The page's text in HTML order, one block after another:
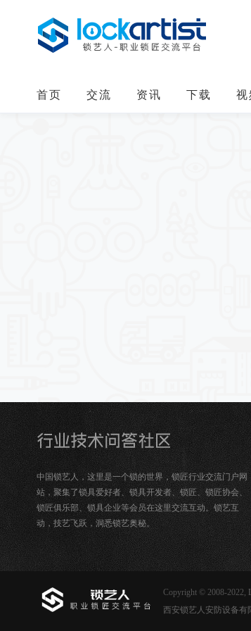
首页 交流 资讯 下载 视
中国锁艺人，这里是一个锁的世界，锁匠行业交流门户网
站，聚集了锁具爱好者、锁具开发者、锁匠、锁匠协会、
锁匠俱乐部、锁具企业等会员在这里交流互动。锁艺互
动，技艺飞跃，洞悉锁艺奥秘。
Copyright © 2008-2022,
西安锁艺人安防设备有